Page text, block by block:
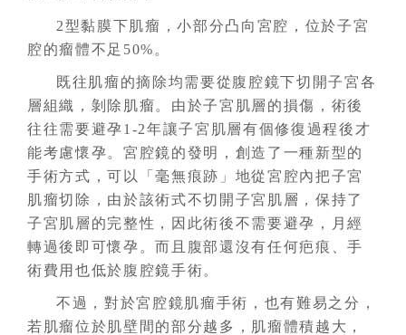
2型黏膜下肌瘤，小部分凸向宮腔，位於子宮
腔的瘤體不足50%。
既往肌瘤的摘除均需要從腹腔鏡下切開子宮各
層組織，剝除肌瘤。由於子宮肌層的損傷，術後
往往需要避孕1-2年讓子宮肌層有個修復過程後才
能考慮懷孕。宮腔鏡的發明，創造了一種新型的
手術方式，可以「毫無痕跡」地從宮腔內把子宮
肌瘤切除，由於該術式不切開子宮肌層，保持了
子宮肌層的完整性，因此術後不需要避孕，月經
轉過後即可懷孕。而且腹部還沒有任何疤痕、手
術費用也低於腹腔鏡手術。
不過，對於宮腔鏡肌瘤手術，也有難易之分，
若肌瘤位於肌壁間的部分越多，肌瘤體積越大，